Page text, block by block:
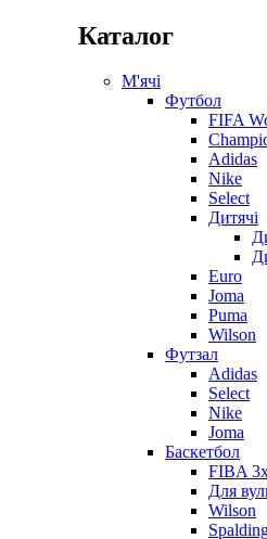
Каталог
М'ячі
Футбол
FIFA
Adidas
Nike
Select
Дитячі
Euro
Joma
Puma
Wilson
Футзал
Adidas
Select
Nike
Joma
Баскетбол
FIBA
Для
Wilson